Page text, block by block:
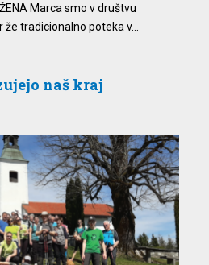
Marca smo v društvu
tradicionalno poteka v...
naš kraj